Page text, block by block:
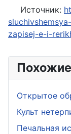
Источник:
zapisej-e-i-
Открытое
Культ
Печальная